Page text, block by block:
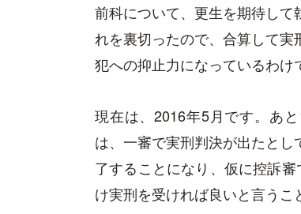
前科について、更生を期待し
れを裏切ったので、合算して
犯への抑止力になっているわけ
現在は、2016年5月です。あ
は、一審で実刑判決が出たと
了することになり、仮に控訴
け実刑を受ければ良いと言うこ